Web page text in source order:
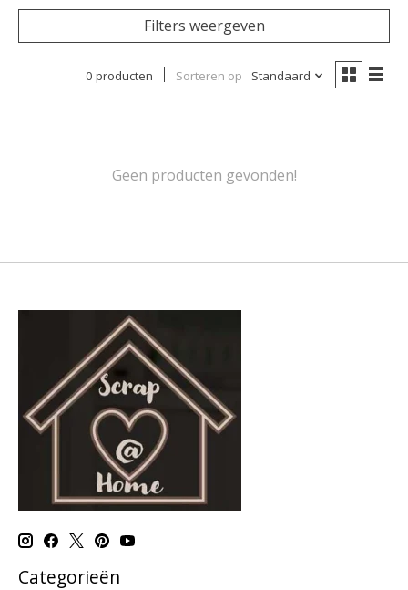
Filters weergeven
0 producten Sorteren op Standaard
Geen producten gevonden!
Categorieën